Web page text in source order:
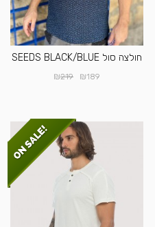
חולצה סול SEEDS BLACK/BLUE
₪189
₪219